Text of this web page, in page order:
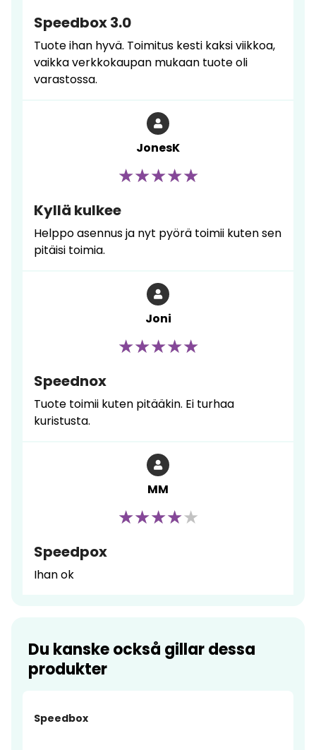
Speedbox 3.0
Tuote ihan hyvä. Toimitus kesti kaksi viikkoa,
vaikka verkkokaupan mukaan tuote oli
varastossa.
JonesK
Kyllä kulkee
Helppo asennus ja nyt pyörä toimii kuten sen
pitäisi toimia.
Joni
Speednox
Tuote toimii kuten pitääkin. Ei turhaa
kuristusta.
MM
Speedpox
Ihan ok
Du kanske också gillar dessa
produkter
Speedbox